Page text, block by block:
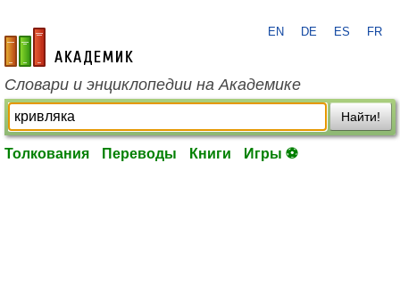
academic.ru
EN DE ES FR
Словари и энциклопедии на Академике
Найти!
Толкования Переводы Книги Игры ⚽